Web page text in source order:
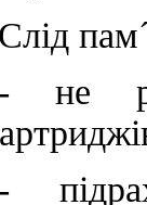
Слід
- не
-